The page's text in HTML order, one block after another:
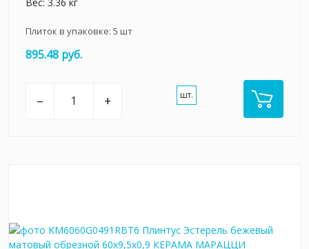
Плиток в упаковке: 5 шт
895.48 руб.
– + шт.